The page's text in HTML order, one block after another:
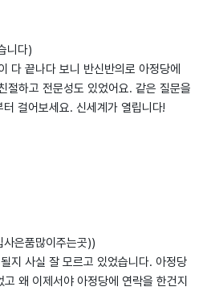
니다)
다 끝나다 보니 반신반의로 아정당에
절하고 전문성도 있었어요. 같은 질문을
걸어보세요. 신세계가 열립니다!
은품많이주는곳))
지 사실 잘 모르고 있었습니다. 아정당
왜 이제서야 아정당에 연락을 한건지